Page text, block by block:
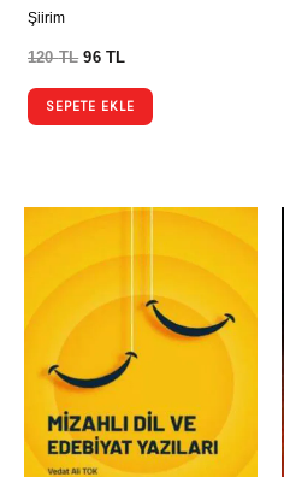
Şiirim
120TL 96TL
SEPETE EKLE